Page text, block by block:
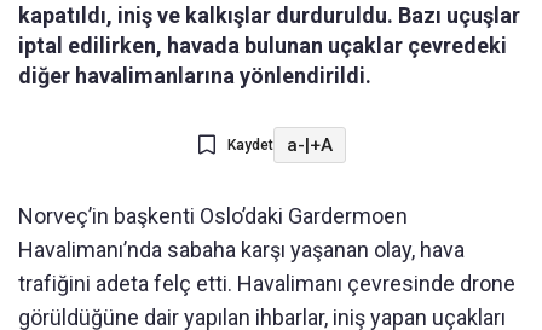
kapatıldı, iniş ve kalkışlar durduruldu. Bazı uçuşlar
iptal edilirken, havada bulunan uçaklar çevredeki
diğer havalimanlarına yönlendirildi.
Kaydet a-|+A
Norveç’in başkenti Oslo’daki Gardermoen
Havalimanı’nda sabaha karşı yaşanan olay, hava
trafiğini adeta felç etti. Havalimanı çevresinde drone
görüldüğüne dair yapılan ihbarlar, iniş yapan uçakları